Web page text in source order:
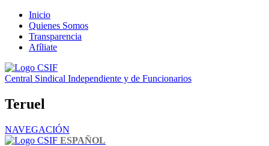
Inicio
Quienes Somos
Transparencia
Afíliate
Central Sindical Independiente y de Funcionarios
Teruel
NAVEGACIÓN
ESPAÑOL